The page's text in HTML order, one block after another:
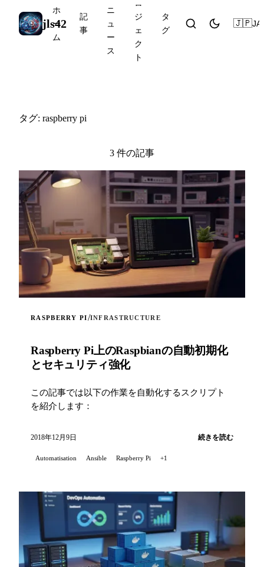
jls42
ホ
ー
ム
記
事
ニ
ュ
ー
ス
ロ
ジ
ェ
ク
ト
タ
グ
🇯🇵JA
タグ: raspberry pi
3 件の記事
RASPBERRY PI/INFRASTRUCTURE
Raspberry Pi上のRaspbianの自動初期化
とセキュリティ強化
この記事では以下の作業を自動化するスクリプト
を紹介します：
2018年12月9日 続きを読む
Automatisation Ansible Raspberry Pi +1